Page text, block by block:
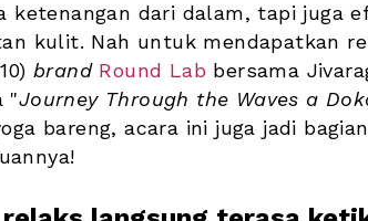
ketenangan dari dalam, tapi juga
kulit. Nah untuk mendapatkan
brand Round Lab bersama
"Journey Through the Waves a
bareng, acara ini juga jadi